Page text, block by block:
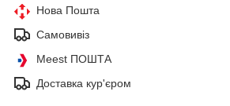
Нова Пошта
Самовивіз
Meest ПОШТА
Доставка кур'єром